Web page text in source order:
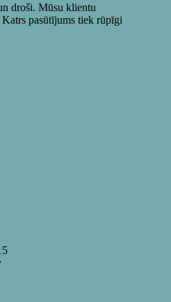
droši. Mūsu klientu
pasūtījums tiek rūpīgi